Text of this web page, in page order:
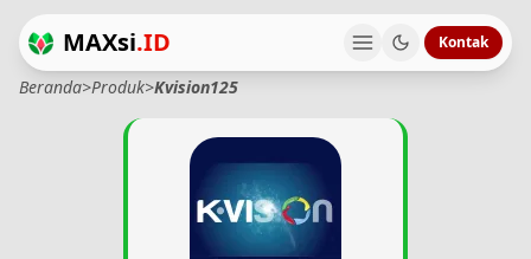
MAXsi.ID Kontak
Beranda>Produk>Kvision125